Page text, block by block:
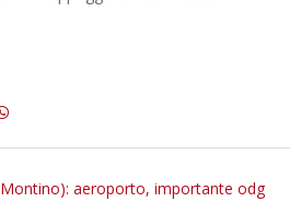
Montino): aeroporto, importante odg